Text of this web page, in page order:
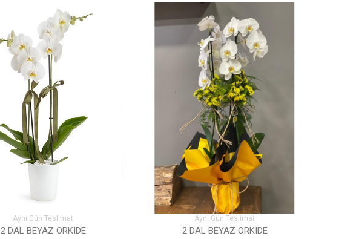
Aynı Gün Teslimat
2 DAL BEYAZ ORKIDE
Aynı Gün Teslimat
2 DAL BEYAZ ORKIDE